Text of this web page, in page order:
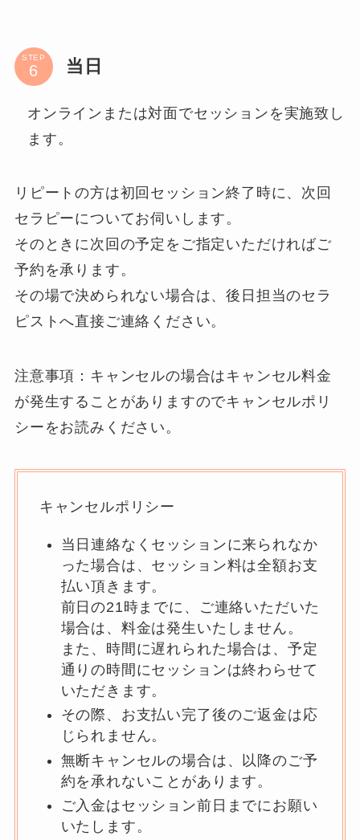
STEP 当日
オンラインまたは対面でセッションを実施致し
ます。
リピートの方は初回セッション終了時に、次回
セラピーについてお伺いします。
そのときに次回の予定をご指定いただければご
予約を承ります。
その場で決められない場合は、後日担当のセラ
ピストへ直接ご連絡ください。
注意事項：キャンセルの場合はキャンセル料金
が発生することがありますのでキャンセルポリ
シーをお読みください。
キャンセルポリシー
当日連絡なくセッションに来られなか
った場合は、セッション料は全額お支
払い頂きます。
前日の21時までに、ご連絡いただいた
場合は、料金は発生いたしません。
また、時間に遅れられた場合は、予定
通りの時間にセッションは終わらせて
いただきます。
その際、お支払い完了後のご返金は応
じられません。
無断キャンセルの場合は、以降のご予
約を承れないことがあります。
ご入金はセッション前日までにお願い
いたします。